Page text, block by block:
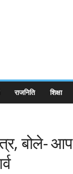
राजनिति शिक्षा
बोले- आप